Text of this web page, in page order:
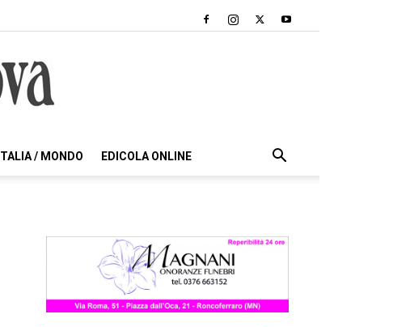
ITALIA / MONDO EDICOLA ONLINE